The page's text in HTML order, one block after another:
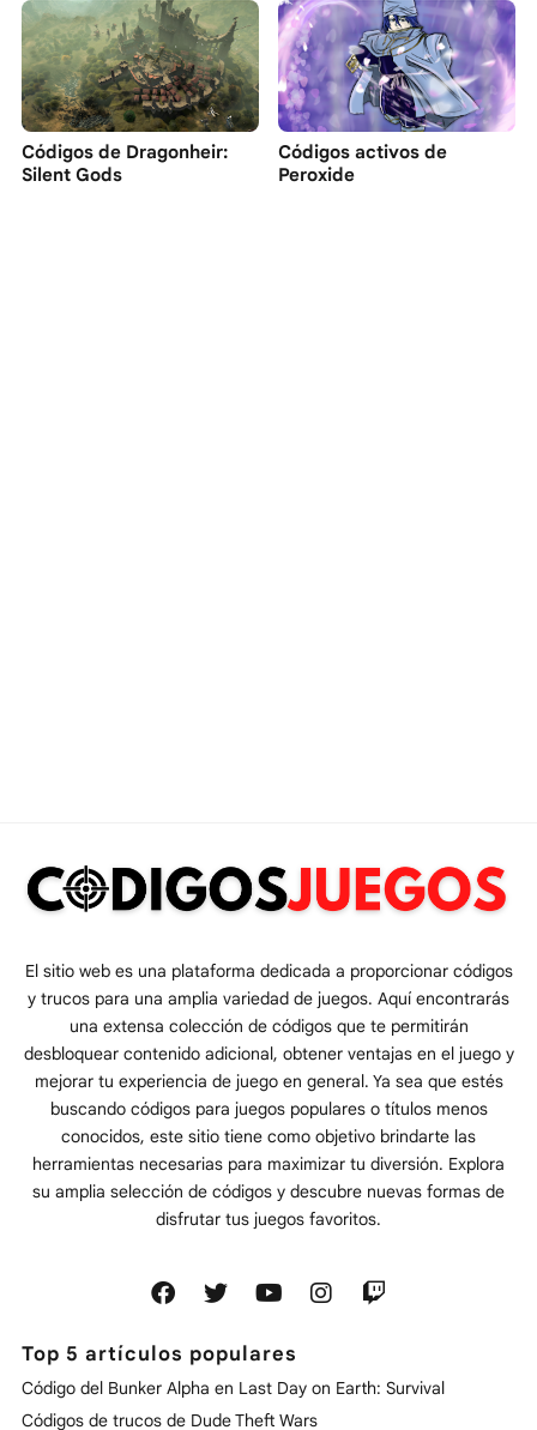
Códigos de Dragonheir:
Silent Gods
Códigos activos de
Peroxide
El sitio web es una plataforma dedicada a proporcionar códigos
y trucos para una amplia variedad de juegos. Aquí encontrarás
una extensa colección de códigos que te permitirán
desbloquear contenido adicional, obtener ventajas en el juego y
mejorar tu experiencia de juego en general. Ya sea que estés
buscando códigos para juegos populares o títulos menos
conocidos, este sitio tiene como objetivo brindarte las
herramientas necesarias para maximizar tu diversión. Explora
su amplia selección de códigos y descubre nuevas formas de
disfrutar tus juegos favoritos.
Top 5 artículos populares
Código del Bunker Alpha en Last Day on Earth: Survival
Códigos de trucos de Dude Theft Wars